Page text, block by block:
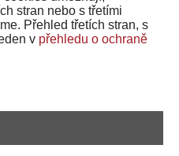
stran nebo s třetími
Přehled třetích stran, s
v přehledu o ochraně